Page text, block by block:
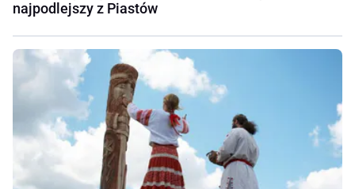
najpodlejszy z Piastów